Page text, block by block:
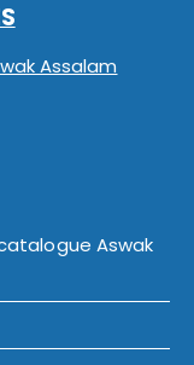
Assalam
Aswak